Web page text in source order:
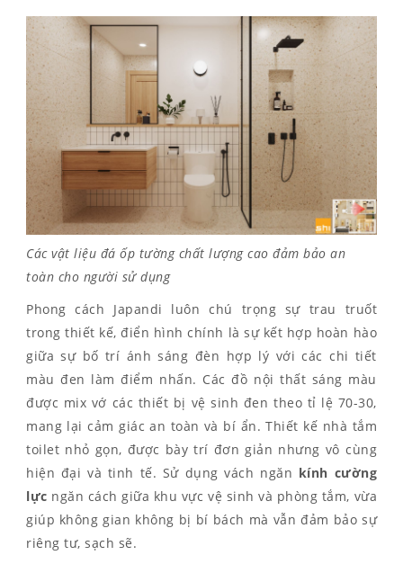
Các vật liệu đá ốp tường chất lượng cao đảm bảo an
toàn cho người sử dụng
Phong cách Japandi luôn chú trọng sự trau truốt
trong thiết kế, điển hình chính là sự kết hợp hoàn hào
giữa sự bố trí ánh sáng đèn hợp lý với các chi tiết
màu đen làm điểm nhấn. Các đồ nội thất sáng màu
được mix vớ các thiết bị vệ sinh đen theo tỉ lệ 70-30,
mang lại cảm giác an toàn và bí ẩn. Thiết kế nhà tắm
toilet nhỏ gọn, được bày trí đơn giản nhưng vô cùng
hiện đại và tinh tế. Sử dụng vách ngăn kính cường
lực ngăn cách giữa khu vực vệ sinh và phòng tắm, vừa
giúp không gian không bị bí bách mà vẫn đảm bảo sự
riêng tư, sạch sẽ.